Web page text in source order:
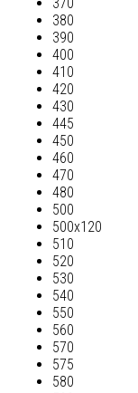
370
380
390
400
410
420
430
445
450
460
470
480
500
500х120
510
520
530
540
550
560
570
575
580